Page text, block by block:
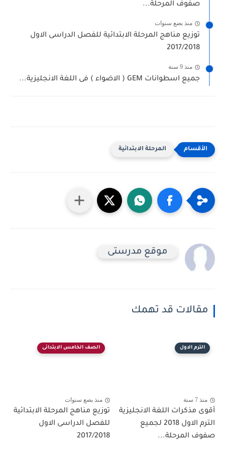
صفوف المرحلة...
منذ بضع سنوات
توزيع مناهج المرحلة الابتدائية للفصل الدراسى الاول
2017/2018
منذ 9 سنة
جميع اسطوانات GEM ( الاضواء ) فى اللغة الانجليزية...
المرحلة الابتدائية
موقع مدرستى
مقالات قد تهمك
الترم الاول
منذ 7 سنة
أقوى مذكرات اللغة الانجليزية
الترم الاول 2018 لجميع
صفوف المرحلة...
الصف الخامس الابتدائى
منذ بضع سنوات
توزيع مناهج المرحلة الابتدائية
للفصل الدراسى الاول
2017/2018